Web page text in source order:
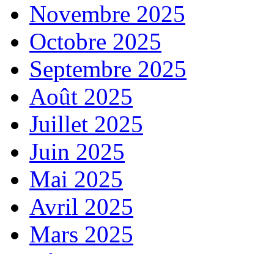
Novembre 2025
Octobre 2025
Septembre 2025
Août 2025
Juillet 2025
Juin 2025
Mai 2025
Avril 2025
Mars 2025